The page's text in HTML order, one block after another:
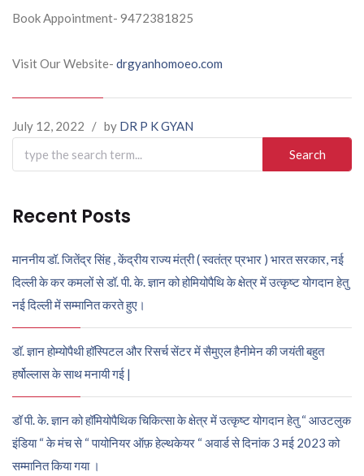
Book Appointment- 9472381825
Visit Our Website- drgyanhomoeo.com
July 12, 2022 / by DR P K GYAN
Search
for:
Recent Posts
माननीय डॉ. जितेंद्र सिंह , केंद्रीय राज्य मंत्री ( स्वतंत्र प्रभार ) भारत सरकार, नई
दिल्ली के कर कमलों से डॉ. पी. के. ज्ञान को होमियोपैथि के क्षेत्र में उत्कृष्ट योगदान हेतु
नई दिल्ली में सम्मानित करते हुए।
डॉ. ज्ञान होम्योपैथी हॉस्पिटल और रिसर्च सेंटर में सैमुएल हैनीमेन की जयंती बहुत
हर्षोल्लास के साथ मनायी गई |
डॉ पी. के. ज्ञान को हॉमियोपैथिक चिकित्सा के क्षेत्र में उत्कृष्ट योगदान हेतु “ आउटलुक
इंडिया “ के मंच से “ पायोनियर ऑफ़ हेल्थकेयर “ अवार्ड से दिनांक 3 मई 2023 को
सम्मानित किया गया ।